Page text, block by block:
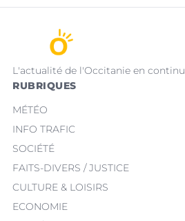
L'actualité de l'Occitanie en continu
RUBRIQUES
MÉTÉO
INFO TRAFIC
SOCIÉTÉ
FAITS-DIVERS / JUSTICE
CULTURE & LOISIRS
ECONOMIE